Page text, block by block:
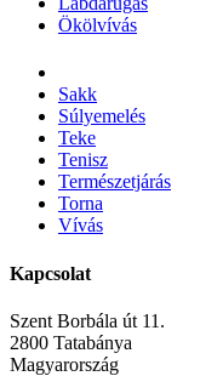
Ökölvívás
Sakk
Súlyemelés
Teke
Tenisz
Természetjárás
Torna
Vívás
Kapcsolat
Szent Borbála út 11.
2800 Tatabánya
Magyarország